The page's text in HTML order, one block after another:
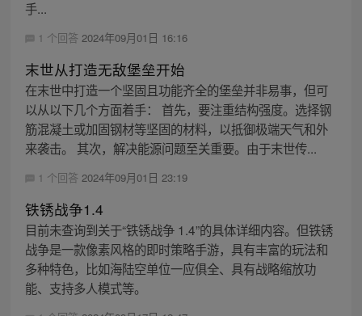
手...
1 个回答 2024年09月01日 16:16
末世从打造无敌堡垒开始
在末世中打造一个坚固且功能齐全的堡垒并非易事，但可
以从以下几个方面着手： 首先，要注重结构强度。选择钢
筋混凝土或加固钢材等坚固的材料，以抵御极端天气和外
来袭击。 其次，解决能源问题至关重要。由于末世传...
1 个回答 2024年09月01日 23:19
铁锈战争1.4
目前未查询到关于“铁锈战争 1.4”的具体详细内容。但铁锈
战争是一款像素风格的即时策略手游，具有丰富的玩法和
多种特色，比如海陆空单位一应俱全、具有战略缩放功
能、支持多人模式等。